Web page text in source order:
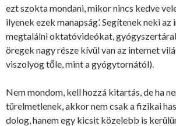
ezt szokta mondani, mikor nincs kedve
ilyenek ezek manapság’. Segítenek neki az
megtalálni oktatóvideókat,
öregek nagy része kívül van az internet
viszolyog tőle, mint a gyógytornától).
Nem mondom, kell hozzá kitartás, de ha
türelmetlenek, akkor nem csak a fizikai
dolog, hanem egy kicsit közelebb is